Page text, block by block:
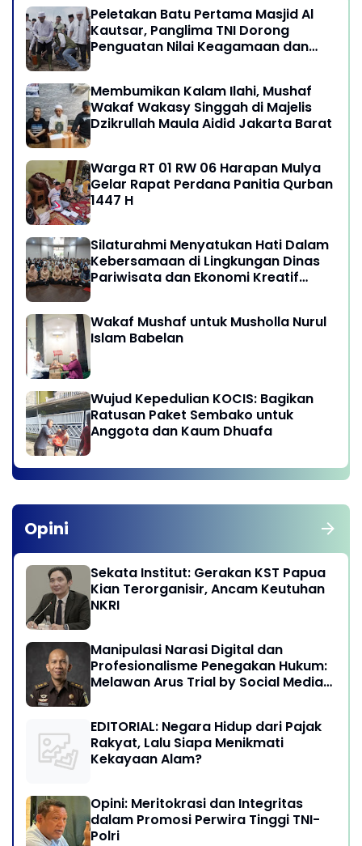
Peletakan Batu Pertama Masjid Al
Kautsar, Panglima TNI Dorong
Penguatan Nilai Keagamaan dan
Membumikan Kalam Ilahi, Mushaf
Wakaf Wakasy Singgah di Majelis
Dzikrullah Maula Aidid Jakarta Barat
Warga RT 01 RW 06 Harapan Mulya
Gelar Rapat Perdana Panitia Qurban
1447 H
Silaturahmi Menyatukan Hati Dalam
Kebersamaan di Lingkungan Dinas
Pariwisata dan Ekonomi Kreatif
Wakaf Mushaf untuk Musholla Nurul
Islam Babelan
Wujud Kepedulian KOCIS: Bagikan
Ratusan Paket Sembako untuk
Anggota dan Kaum Dhuafa
Opini
Sekata Institut: Gerakan KST Papua
Kian Terorganisir, Ancam Keutuhan
NKRI
Manipulasi Narasi Digital dan
Profesionalisme Penegakan Hukum:
Melawan Arus Trial by Social Media
EDITORIAL: Negara Hidup dari Pajak
Rakyat, Lalu Siapa Menikmati
Kekayaan Alam?
Opini: Meritokrasi dan Integritas
dalam Promosi Perwira Tinggi TNI-
Polri